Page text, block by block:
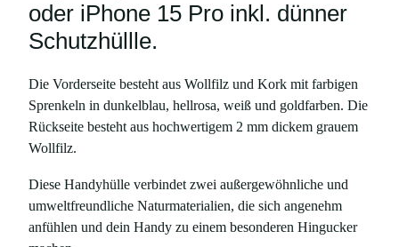
u
n
K
o
r
k
i
t
S
oder iPhone 15 Pro inkl. dünner
Schutzhüllle.
Die Vorderseite besteht aus Wollfilz und Kork mit farbigen
Sprenkeln in dunkelblau, hellrosa, weiß und goldfarben. Die
Rückseite besteht aus hochwertigem 2 mm dickem grauem
Wollfilz.
Diese Handyhülle verbindet zwei außergewöhnliche und
umweltfreundliche Naturmaterialien, die sich angenehm
anfühlen und dein Handy zu einem besonderen Hingucker